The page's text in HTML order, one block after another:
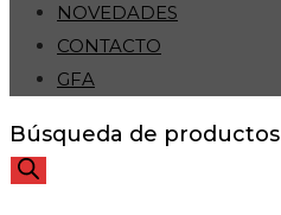
NOVEDADES
CONTACTO
GFA
Búsqueda de productos